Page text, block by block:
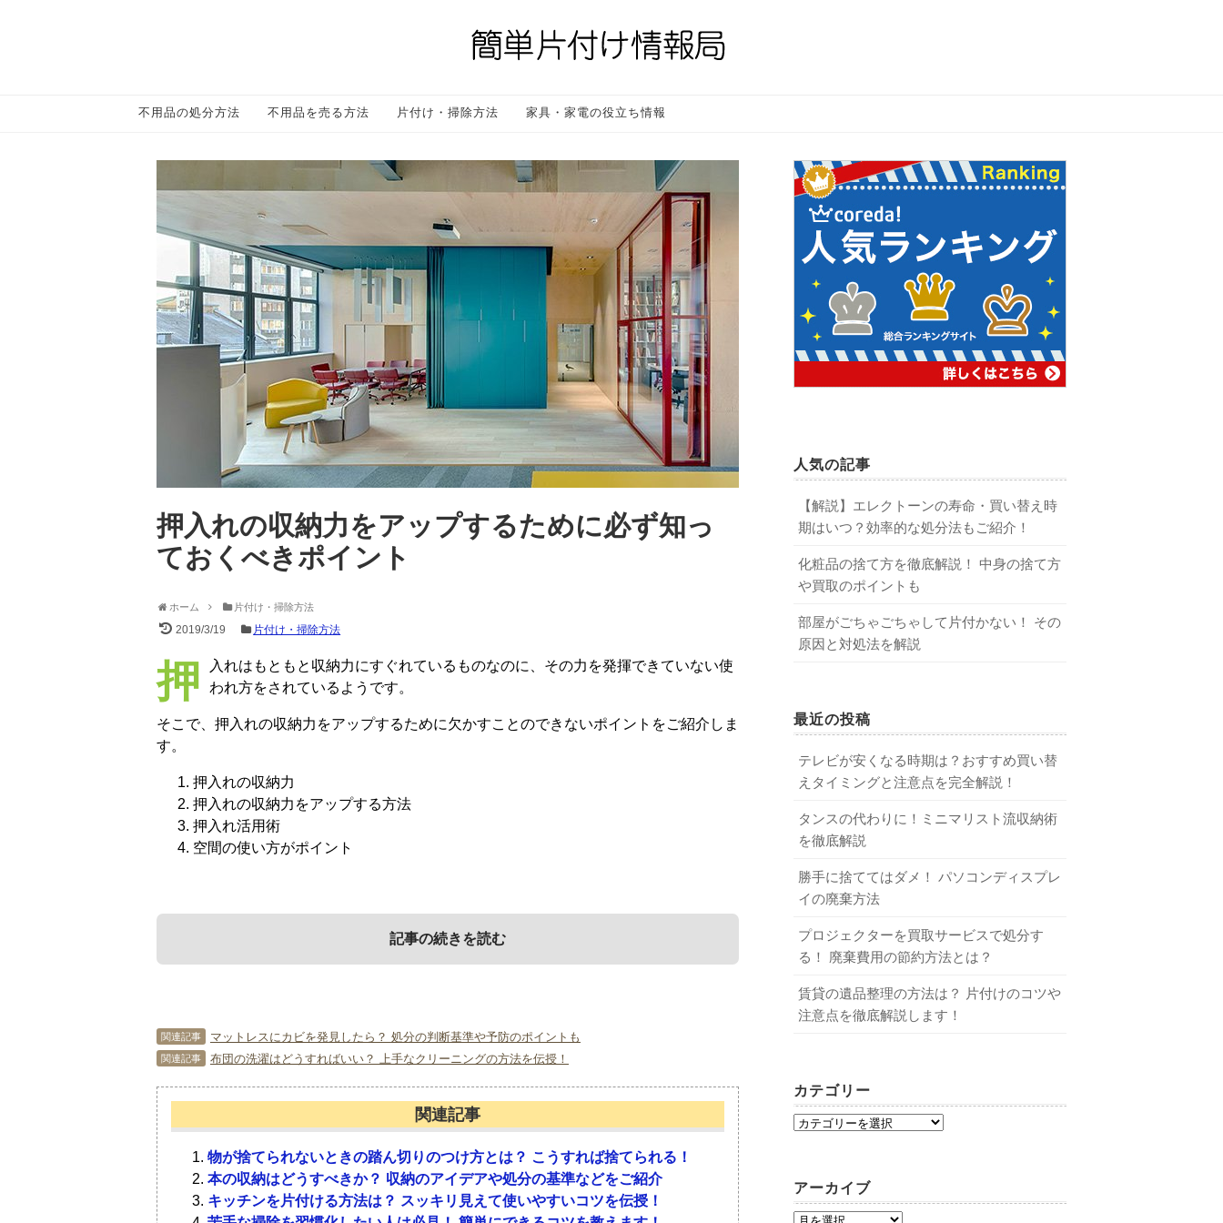
不用品の処分方法 不用品を売る方法 片付け・掃除方法 家具・家電の役立ち情報
押入れの収納力をアップするために必ず知っ
ておくべきポイント
ホーム 片付け・掃除方法
2019/3/19 片付け・掃除方法
押入れはもともと収納力にすぐれているものなのに、その力を発揮できていない使 われ方をされているようです。
そこで、押入れの収納力をアップするために欠かすことのできないポイントをご紹介しま
す。
押入れの収納力
押入れの収納力をアップする方法
押入れ活用術
空間の使い方がポイント
記事の続きを読む
1．押入れの収納力
押入れは、上段と下段、それから天袋に分かれているのが一般的です。この特徴を最大限
にいかした収納をしていきましょう。
1-1．上段の使い方
3．押入れ活用術
3-1．洋服を収納したい
収納に困るほど増えてしまうもののひとつとして、洋服があげられるでしょう。洋服ダン
スに入りきらないほど増えてしまって、部屋のあちこちに乱雑に積み重ねられている人も
多いようです。そのような人は、押入れをクローゼットとして使ってみてはいかがでしょ
うか。広々とした押入れは、たくさんの衣類を収納できます。
関連記事 マットレスにカビを発見したら？ 処分の判断基準や予防のポイントも
関連記事 布団の洗濯はどうすればいい？ 上手なクリーニングの方法を伝授！
関連記事
物が捨てられないときの踏ん切りのつけ方とは？ こうすれば捨てられる！
本の収納はどうすべきか？ 収納のアイデアや処分の基準などをご紹介
キッチンを片付ける方法は？ スッキリ見えて使いやすいコツを伝授！
人気の記事
【解説】エレクトーンの寿命・買い替え時
期はいつ？効率的な処分法もご紹介！
化粧品の捨て方を徹底解説！ 中身の捨て方
や買取のポイントも
部屋がごちゃごちゃして片付かない！ その
原因と対処法を解説
最近の投稿
テレビが安くなる時期は？おすすめ買い替
えタイミングと注意点を完全解説！
タンスの代わりに！ミニマリスト流収納術
を徹底解説
勝手に捨ててはダメ！ パソコンディスプレ
イの廃棄方法
プロジェクターを買取サービスで処分す
る！ 廃棄費用の節約方法とは？
賃貸の遺品整理の方法は？ 片付けのコツや
注意点を徹底解説します！
カテゴリー
アーカイブ